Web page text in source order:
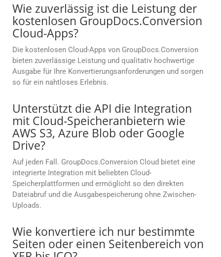
Wie zuverlässig ist die Leistung der
kostenlosen GroupDocs.Conversion
Cloud-Apps?
Die kostenlosen Cloud-Apps von GroupDocs.Conversion
bieten zuverlässige Leistung und qualitativ hochwertige
Ausgabe für Ihre Konvertierungsanforderungen und sorgen
so für ein nahtloses Erlebnis.
Unterstützt die API die Integration
mit Cloud-Speicheranbietern wie
AWS S3, Azure Blob oder Google
Drive?
Auf jeden Fall. GroupDocs.Conversion Cloud bietet eine
integrierte Integration mit beliebten Cloud-
Speicherplattformen und ermöglicht so den direkten
Dateiabruf und die Ausgabespeicherung ohne Zwischen-
Uploads.
Wie konvertiere ich nur bestimmte
Seiten oder einen Seitenbereich von